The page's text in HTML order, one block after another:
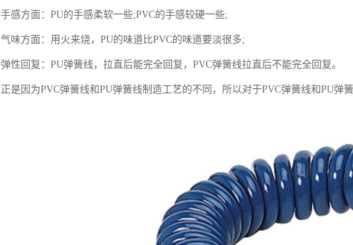
手感方面：PU的手感柔软一些;PVC的手感较硬一些;
气味方面：用火来烧，PU的味道比PVC的味道要淡很多;
弹性回复：PU弹簧线，拉直后能完全回复，PVC弹簧线拉直后不能完全回复。
正是因为PVC弹簧线和PU弹簧线制造工艺的不同，所以对于PVC弹簧线和PU弹